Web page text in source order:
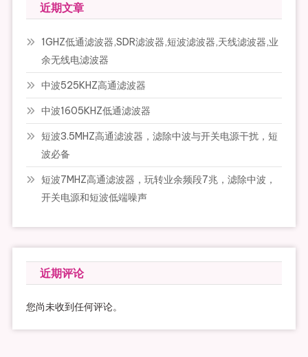
近期文章
1GHZ低通滤波器,SDR滤波器,短波滤波器,天线滤波器,业
余无线电滤波器
中波525KHZ高通滤波器
中波1605KHZ低通滤波器
短波3.5MHZ高通滤波器，滤除中波与开关电源干扰，短
波必备
短波7MHZ高通滤波器，玩转业余频段7兆，滤除中波，
开关电源和短波低端噪声
近期评论
您尚未收到任何评论。